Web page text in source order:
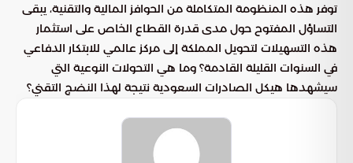
توفر هذه المنظومة المتكاملة من الحوافز المالية والتقنية، يبقى
التساؤل المفتوح حول مدى قدرة القطاع الخاص على استثمار
هذه التسهيلات لتحويل المملكة إلى مركز عالمي للابتكار الدفاعي
في السنوات القليلة القادمة؟ وما هي التحولات النوعية التي
سيشهدها هيكل الصادرات السعودية نتيجة لهذا النضج التقني؟